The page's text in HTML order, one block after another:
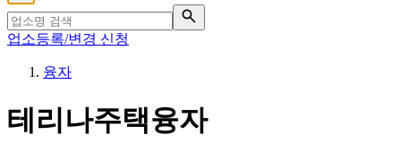
,
업소등록/변경 신청
융자
테리나주택융자